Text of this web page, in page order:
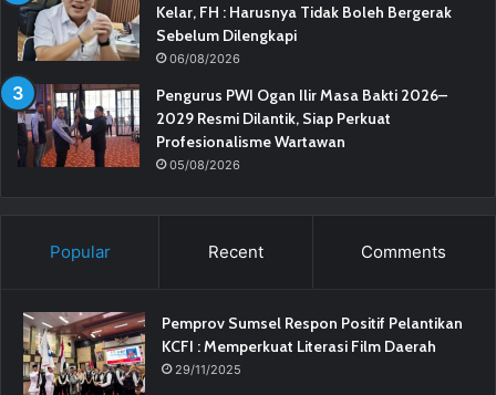
Kelar, FH : Harusnya Tidak Boleh Bergerak
Sebelum Dilengkapi
06/08/2026
Pengurus PWI Ogan Ilir Masa Bakti 2026–
2029 Resmi Dilantik, Siap Perkuat
Profesionalisme Wartawan
05/08/2026
Popular Recent Comments
Pemprov Sumsel Respon Positif Pelantikan
KCFI : Memperkuat Literasi Film Daerah
29/11/2025